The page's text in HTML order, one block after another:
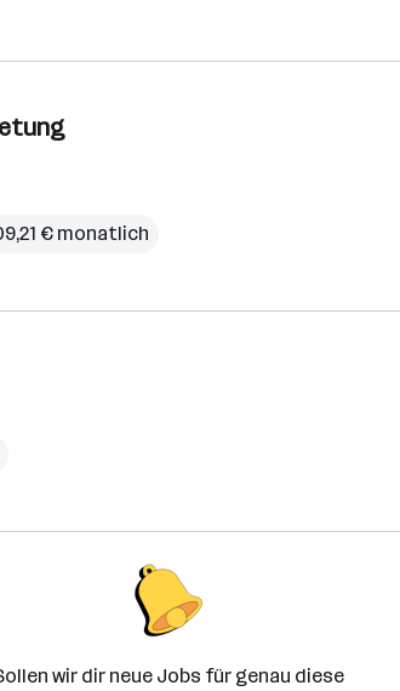
€ monatlich
wir dir neue Jobs für genau diese